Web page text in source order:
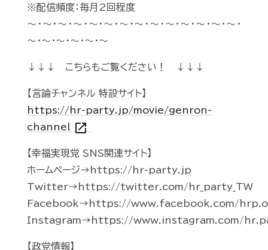
※配信頻度：毎月2回程度
～・～・～・～・～・～・～・～・～・～・～・～・～・～・
～・～・～・～・～・～
↓↓↓ こちらもご覧ください！ ↓↓↓
【言論チャンネル 特設サイト】
https://hr-party.jp/movie/genron-
channel open_in_new
【幸福実現党 SNS関連サイト】
ホームページ→https://hr-party.jp
Twitter→https://twitter.com/hr_party_TW
Facebook→https://www.facebook.com/
Instagram→https://www.instagram.com/
【政党情報】